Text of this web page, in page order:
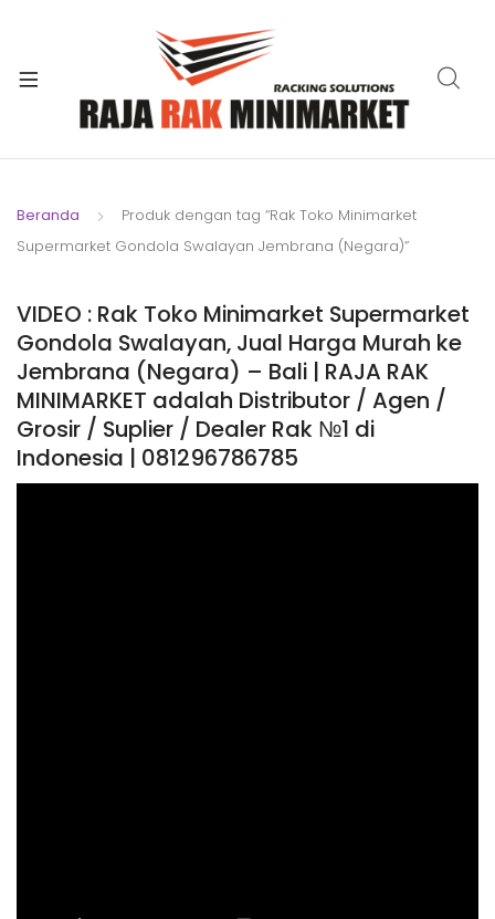
Beranda
Produk dengan tag “Rak Toko Minimarket
Supermarket Gondola Swalayan Jembrana (Negara)”
VIDEO : Rak Toko Minimarket Supermarket
Gondola Swalayan, Jual Harga Murah ke
Jembrana (Negara) – Bali | RAJA RAK
MINIMARKET adalah Distributor / Agen /
Grosir / Suplier / Dealer Rak №1 di
Indonesia | 081296786785